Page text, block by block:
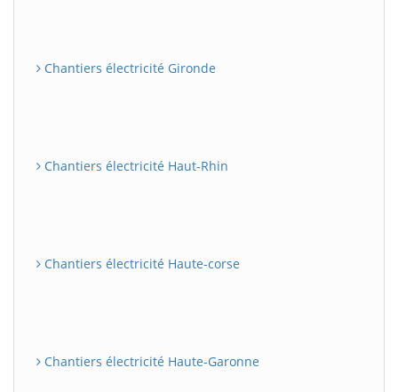
Chantiers électricité Gironde
Chantiers électricité Haut-Rhin
Chantiers électricité Haute-corse
Chantiers électricité Haute-Garonne